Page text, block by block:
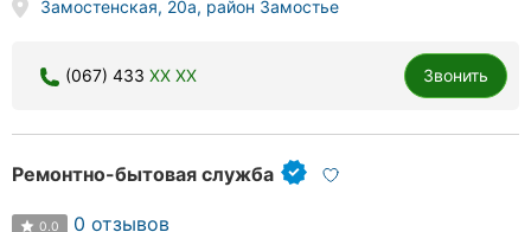
Замостенская, 20а, район Замостье
(067) 433 XX XX Звонить
Ремонтно-бытовая служба
0.0 0 отзывов